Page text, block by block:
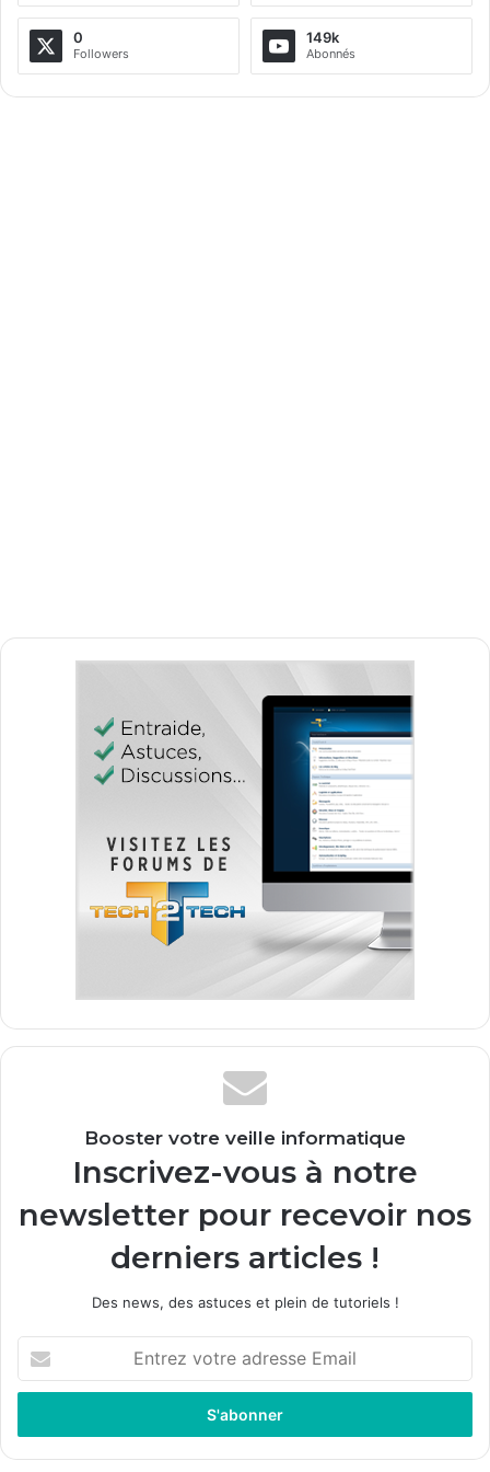
n
t
i
0
Followers
149k
Abonnés
Booster votre veille informatique
Inscrivez-vous à notre
newsletter pour recevoir nos
derniers articles !
Des news, des astuces et plein de tutoriels !
votre
adresse